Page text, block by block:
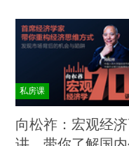
私房课
向松祚：宏观经